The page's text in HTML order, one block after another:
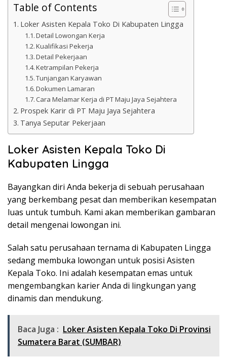
Table of Contents
Loker Asisten Kepala Toko Di Kabupaten Lingga
Detail Lowongan Kerja
Kualifikasi Pekerja
Detail Pekerjaan
Ketrampilan Pekerja
Tunjangan Karyawan
Dokumen Lamaran
Cara Melamar Kerja di PT Maju Jaya Sejahtera
Prospek Karir di PT Maju Jaya Sejahtera
Tanya Seputar Pekerjaan
Loker Asisten Kepala Toko Di
Kabupaten Lingga
Bayangkan diri Anda bekerja di sebuah perusahaan
yang berkembang pesat dan memberikan kesempatan
luas untuk tumbuh. Kami akan memberikan gambaran
detail mengenai lowongan ini.
Salah satu perusahaan ternama di Kabupaten Lingga
sedang membuka lowongan untuk posisi Asisten
Kepala Toko. Ini adalah kesempatan emas untuk
mengembangkan karier Anda di lingkungan yang
dinamis dan mendukung.
Baca Juga : Loker Asisten Kepala Toko Di Provinsi
Sumatera Barat (SUMBAR)